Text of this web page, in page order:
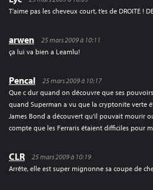
T’aime pas les cheveux court, t’es de DROITE !
arwen
25 mars 2009 à 10:11
ça lui va bien a Leamlu!
Pencal
25 mars 2009 à 10:17
Que c dur quand on découvre que ses
quand Superman a vu que la cryptonite verte
James Bond a découvert qu’il pouvait mourir
compte que les Ferraris étaient difficiles pour
CLR
25 mars 2009 à 10:19
Arrête, elle est super mignonne sa coupe de